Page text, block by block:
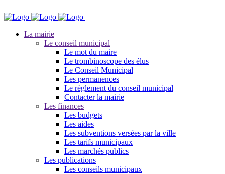
La mairie
Le conseil municipal
Le mot du maire
Le trombinoscope des élus
Le Conseil Municipal
Les permanences
Le règlement du conseil municipal
Contacter la mairie
Les finances
Les budgets
Les aides
Les subventions versées par la ville
Les tarifs municipaux
Les marchés publics
Les publications
Les conseils municipaux